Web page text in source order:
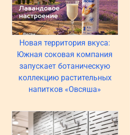
Новая территория вкуса:
Южная соковая компания
запускает ботаническую
коллекцию растительных
напитков «Овсяша»